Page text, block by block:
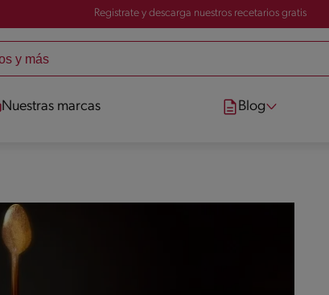
Registrate y descarga nuestros recetarios gratis
Nuestras marcas Blog